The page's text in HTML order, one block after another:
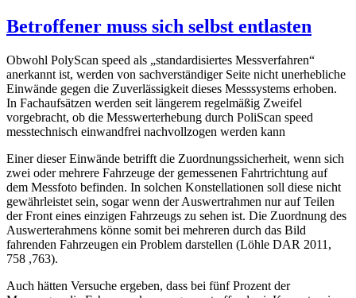
Betroffener muss sich selbst entlasten
Obwohl PolyScan speed als „standardisiertes Messverfahren“
anerkannt ist, werden von sachverständiger Seite nicht unerhebliche
Einwände gegen die Zuverlässigkeit dieses Messsystems erhoben.
In Fachaufsätzen werden seit längerem regelmäßig Zweifel
vorgebracht, ob die Messwerterhebung durch PoliScan speed
messtechnisch einwandfrei nachvollzogen werden kann
Einer dieser Einwände betrifft die Zuordnungssicherheit, wenn sich
zwei oder mehrere Fahrzeuge der gemessenen Fahrtrichtung auf
dem Messfoto befinden. In solchen Konstellationen soll diese nicht
gewährleistet sein, sogar wenn der Auswertrahmen nur auf Teilen
der Front eines einzigen Fahrzeugs zu sehen ist. Die Zuordnung des
Auswerterahmens könne somit bei mehreren durch das Bild
fahrenden Fahrzeugen ein Problem darstellen (Löhle DAR 2011,
758 ,763).
Auch hätten Versuche ergeben, dass bei fünf Prozent der